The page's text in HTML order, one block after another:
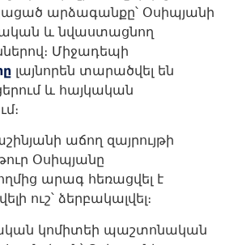
արձագանքը՝ Օսիպյանի
և նվաստացնող
Միջադեպի
լայնորեն տարածվել են
և հայկական
աճող զայրույթի
Օսիպյանը
արագ հեռացվել է
ուշ՝ ձերբակալվել։
կոմիտեի պաշտոնական